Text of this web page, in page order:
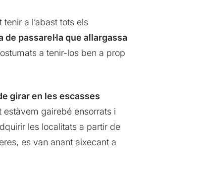
a l’abast tots els
passarel·la que allargassa
a tenir-los ben a prop
girar en les escasses
gairebé ensorrats i
les localitats a partir de
es van anant aixecant a